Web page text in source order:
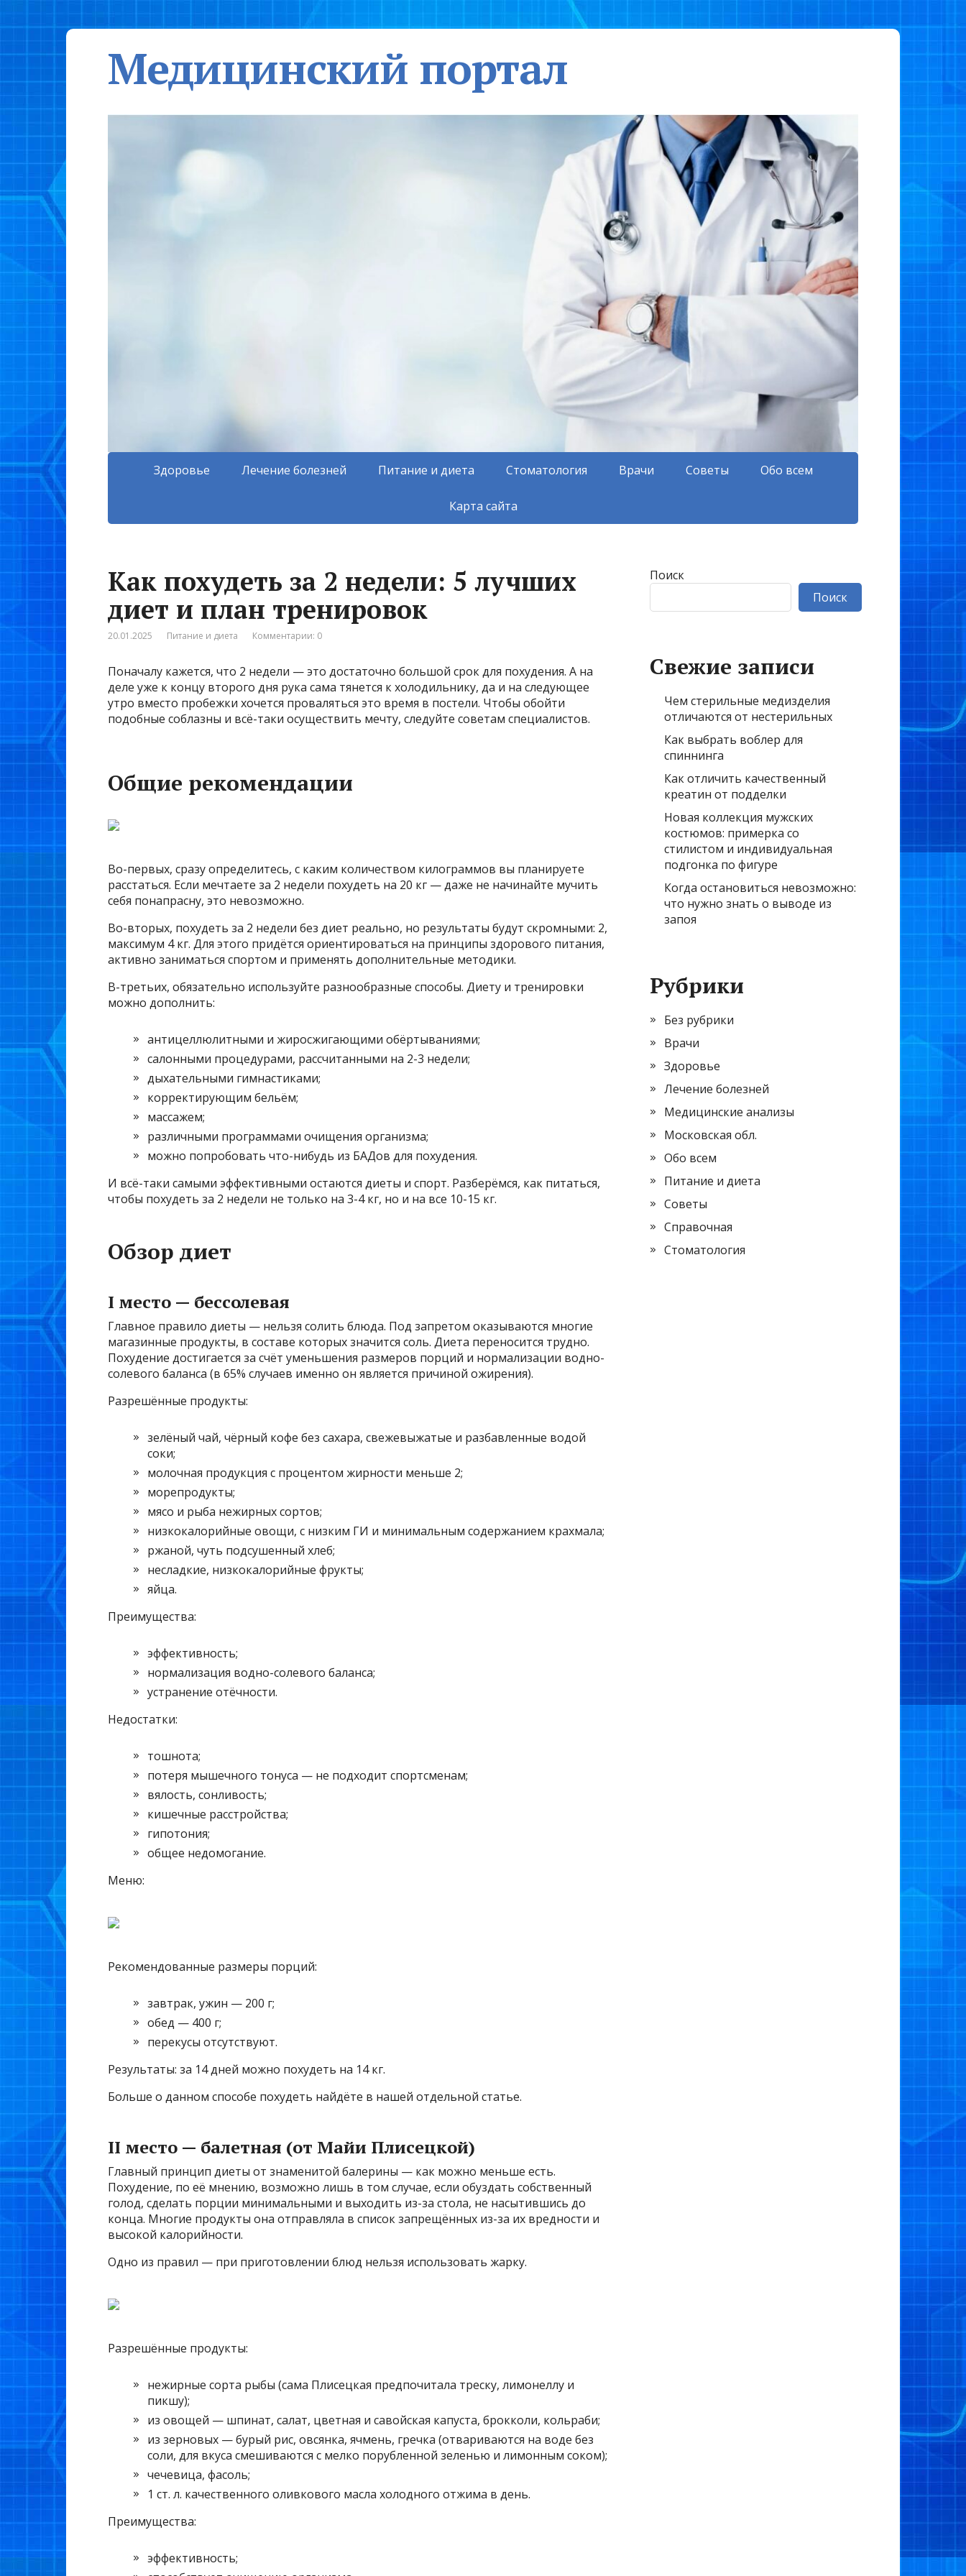
Медицинский портал
Здоровье Лечение болезней Питание и диета Стоматология Врачи Советы Обо всем
Карта сайта
Как похудеть за 2 недели: 5 лучших
диет и план тренировок
20.01.2025 Питание и диета Комментарии: 0
Поначалу кажется, что 2 недели — это достаточно большой срок для похудения. А на
деле уже к концу второго дня рука сама тянется к холодильнику, да и на следующее
утро вместо пробежки хочется проваляться это время в постели. Чтобы обойти
подобные соблазны и всё-таки осуществить мечту, следуйте советам специалистов.
Общие рекомендации
Во-первых, сразу определитесь, с каким количеством килограммов вы планируете
расстаться. Если мечтаете за 2 недели похудеть на 20 кг — даже не начинайте мучить
себя понапрасну, это невозможно.
Во-вторых, похудеть за 2 недели без диет реально, но результаты будут скромными: 2,
максимум 4 кг. Для этого придётся ориентироваться на принципы здорового питания,
активно заниматься спортом и применять дополнительные методики.
В-третьих, обязательно используйте разнообразные способы. Диету и тренировки
можно дополнить:
антицеллюлитными и жиросжигающими обёртываниями;
салонными процедурами, рассчитанными на 2-3 недели;
дыхательными гимнастиками;
корректирующим бельём;
массажем;
различными программами очищения организма;
можно попробовать что-нибудь из БАДов для похудения.
И всё-таки самыми эффективными остаются диеты и спорт. Разберёмся, как питаться,
чтобы похудеть за 2 недели не только на 3-4 кг, но и на все 10-15 кг.
Обзор диет
I место — бессолевая
Главное правило диеты — нельзя солить блюда. Под запретом оказываются многие
магазинные продукты, в составе которых значится соль. Диета переносится трудно.
Похудение достигается за счёт уменьшения размеров порций и нормализации водно-
солевого баланса (в 65% случаев именно он является причиной ожирения).
Разрешённые продукты:
зелёный чай, чёрный кофе без сахара, свежевыжатые и разбавленные водой
соки;
молочная продукция с процентом жирности меньше 2;
морепродукты;
мясо и рыба нежирных сортов;
низкокалорийные овощи, с низким ГИ и минимальным содержанием крахмала;
ржаной, чуть подсушенный хлеб;
несладкие, низкокалорийные фрукты;
яйца.
Преимущества:
эффективность;
нормализация водно-солевого баланса;
устранение отёчности.
Недостатки:
тошнота;
потеря мышечного тонуса — не подходит спортсменам;
вялость, сонливость;
кишечные расстройства;
гипотония;
общее недомогание.
Меню:
Рекомендованные размеры порций:
завтрак, ужин — 200 г;
обед — 400 г;
перекусы отсутствуют.
Результаты: за 14 дней можно похудеть на 14 кг.
Больше о данном способе похудеть найдёте в нашей отдельной статье.
II место — балетная (от Майи Плисецкой)
Главный принцип диеты от знаменитой балерины — как можно меньше есть.
Похудение, по её мнению, возможно лишь в том случае, если обуздать собственный
голод, сделать порции минимальными и выходить из-за стола, не насытившись до
конца. Многие продукты она отправляла в список запрещённых из-за их вредности и
высокой калорийности.
Одно из правил — при приготовлении блюд нельзя использовать жарку.
Разрешённые продукты:
нежирные сорта рыбы (сама Плисецкая предпочитала треску, лимонеллу и
пикшу);
из овощей — шпинат, салат, цветная и савойская капуста, брокколи, кольраби;
из зерновых — бурый рис, овсянка, ячмень, гречка (отвариваются на воде без
соли, для вкуса смешиваются с мелко порубленной зеленью и лимонным соком);
чечевица, фасоль;
1 ст. л. качественного оливкового масла холодного отжима в день.
Преимущества:
эффективность;
Поиск
Поиск
Свежие записи
Чем стерильные медизделия
отличаются от нестерильных
Как выбрать воблер для
спиннинга
Как отличить качественный
креатин от подделки
Новая коллекция мужских
костюмов: примерка со
стилистом и индивидуальная
подгонка по фигуре
Когда остановиться невозможно:
что нужно знать о выводе из
запоя
Рубрики
Без рубрики
Врачи
Здоровье
Лечение болезней
Медицинские анализы
Московская обл.
Обо всем
Питание и диета
Советы
Справочная
Стоматология